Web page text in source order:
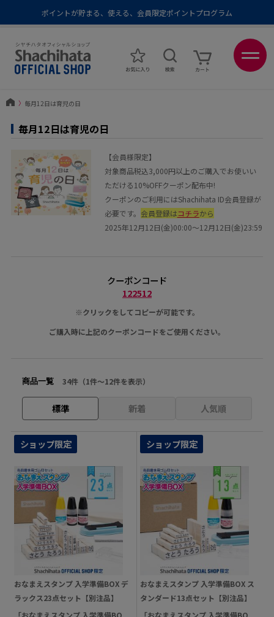
ポイントが貯まる、使える、会員限定ポイントプログラム
メール便1,500円以上 / 宅配便3,500円以上のお買い物で送料無料
あなたに最適なスタンプをシヤチハタがレコメンド
〉 毎月12日は育児の日
毎月12日は育児の日
【会員様限定】
対象商品税込3,000円以上のご購入でお使いい
ただける10%OFFクーポン配布中!
クーポンのご利用にはShachihata ID会員登録が
必要です。 会員登録はコチラから
2025年12月12日(金)00:00～12月12日(金)23:59
クーポンコード
122512
※クリックをしてコピーが可能です。
ご購入時に上記のクーポンコードをご使用ください。
商品一覧 34件（1件〜12件を表示）
標準 新着 人気順
ショップ限定
おなまえスタンプ 入学準備BOX デ
ラックス23点セット【別注品】
「おなまえスタンプ 入学準備BO
ショップ限定
おなまえスタンプ 入学準備BOX ス
タンダード13点セット【別注品】
「おなまえスタンプ 入学準備BO